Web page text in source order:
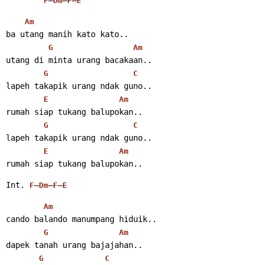
Am
ba utang manih kato kato..
G Am
utang di minta urang bacakaan..
G C
lapeh takapik urang ndak guno..
E Am
rumah siap tukang balupokan..
G C
lapeh takapik urang ndak guno..
E Am
rumah siap tukang balupokan..
Int. F–Dm–F–E
Am
cando balando manumpang hiduik..
G Am
dapek tanah urang bajajahan..
G C